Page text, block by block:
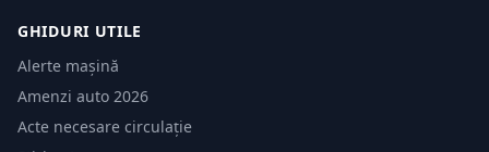
GHIDURI UTILE
Alerte mașină
Amenzi auto 2026
Acte necesare circulație